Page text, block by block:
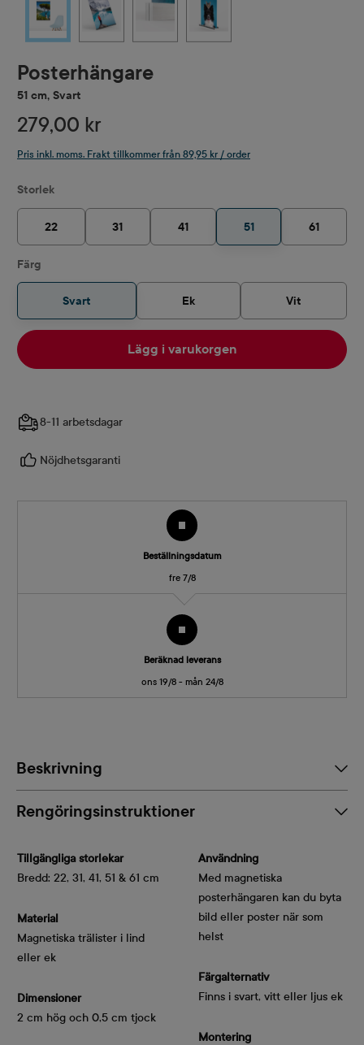
Posterhängare
51 cm, Svart
279,00 kr
Pris inkl. moms. Frakt tillkommer från 89,95 kr / order
Välj
Storlek
22 31 41 51 61
Välj
Färg
Svart Ek Vit
Lägg i varukorgen
8-11 arbetsdagar
Nöjdhetsgaranti
Beställningsdatum
fre 7/8
Beräknad leverans
ons 19/8 - mån 24/8
Beskrivning
Rengöringsinstruktioner
Tillgängliga storlekar
Bredd: 22, 31, 41, 51 & 61 cm
Material
Magnetiska trälister i lind
eller ek
Dimensioner
2 cm hög och 0,5 cm tjock
Användning
Med magnetiska
posterhängaren kan du byta
bild eller poster när som
helst
Färgalternativ
Finns i svart, vitt eller ljus ek
Montering